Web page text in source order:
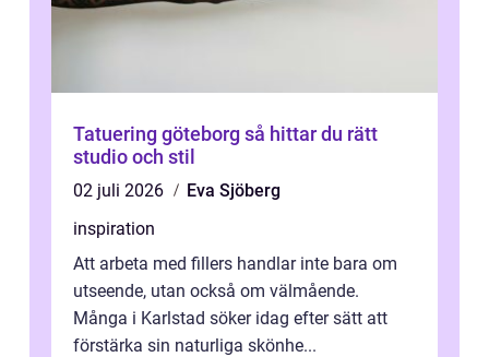
Tatuering göteborg så hittar du rätt
studio och stil
02 juli 2026
Eva Sjöberg
inspiration
Att arbeta med fillers handlar inte bara om
utseende, utan också om välmående.
Många i Karlstad söker idag efter sätt att
förstärka sin naturliga skönhe...